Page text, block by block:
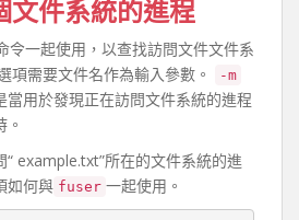
文件系統的進程
令一起使用，以查找訪問文件文件系
項需要文件名作為輸入參數。
-m
當用於發現正在訪問文件系統的進程
example.txt”所在的文件系統的進
如何與 fuser 一起使用。